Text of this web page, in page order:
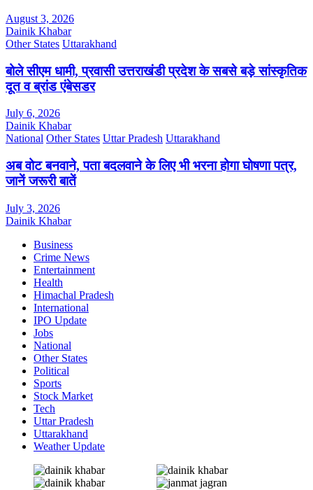
August 3, 2026
Dainik Khabar
Other States Uttarakhand
बोले सीएम धामी, प्रवासी उत्तराखंडी प्रदेश के सबसे बड़े सांस्कृतिक
दूत व ब्रांड एंबेसडर
July 6, 2026
Dainik Khabar
National Other States Uttar Pradesh Uttarakhand
अब वोट बनवाने, पता बदलवाने के लिए भी भरना होगा घोषणा पत्र,
जानें जरूरी बातें
July 3, 2026
Dainik Khabar
Business
Crime News
Entertainment
Health
Himachal Pradesh
International
IPO Update
Jobs
National
Other States
Political
Sports
Stock Market
Tech
Uttar Pradesh
Uttarakhand
Weather Update